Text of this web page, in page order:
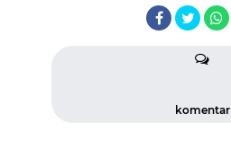
komentar